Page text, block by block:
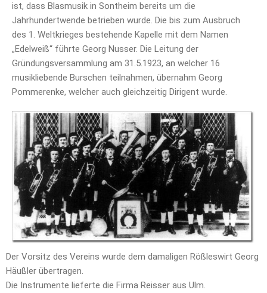
ist, dass Blasmusik in Sontheim bereits um die
Jahrhundertwende betrieben wurde. Die bis zum Ausbruch
des 1. Weltkrieges bestehende Kapelle mit dem Namen
„Edelweiß“ führte Georg Nusser. Die Leitung der
Gründungsversammlung am 31.5.1923, an welcher 16
musikliebende Burschen teilnahmen, übernahm Georg
Pommerenke, welcher auch gleichzeitig Dirigent wurde.
Der Vorsitz des Vereins wurde dem damaligen Rößleswirt Georg
Häußler übertragen.
Die Instrumente lieferte die Firma Reisser aus Ulm.